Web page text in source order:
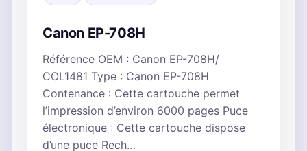
Canon EP-708H
Référence OEM : Canon EP-708H/
COL1481 Type : Canon EP-708H
Contenance : Cette cartouche permet
l’impression d’environ 6000 pages Puce
électronique : Cette cartouche dispose
d’une puce Rech…